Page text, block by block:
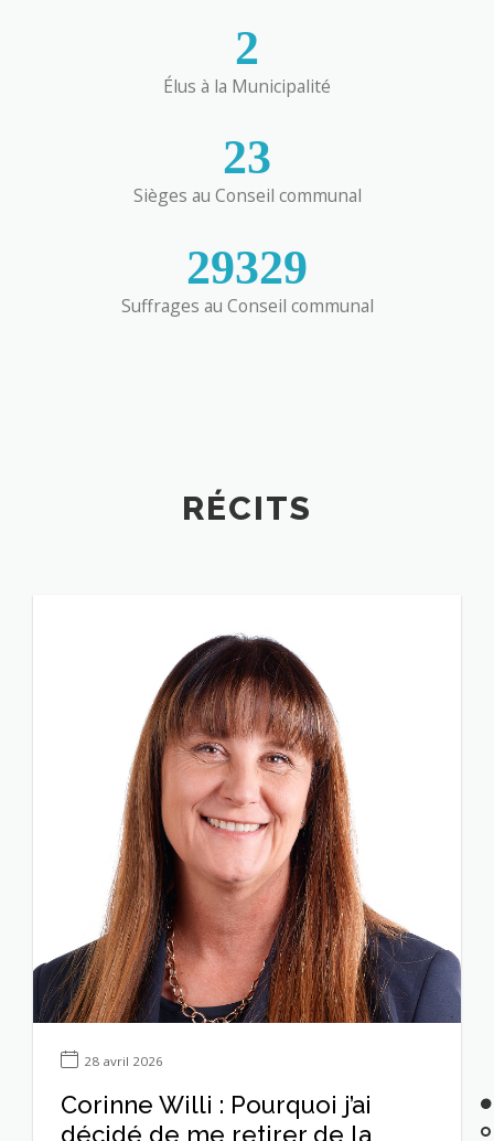
2
Élus à la Municipalité
23
Sièges au Conseil communal
29329
Suffrages au Conseil communal
RÉCITS
28 avril 2026
Corinne Willi : Pourquoi j’ai
décidé de me retirer de la